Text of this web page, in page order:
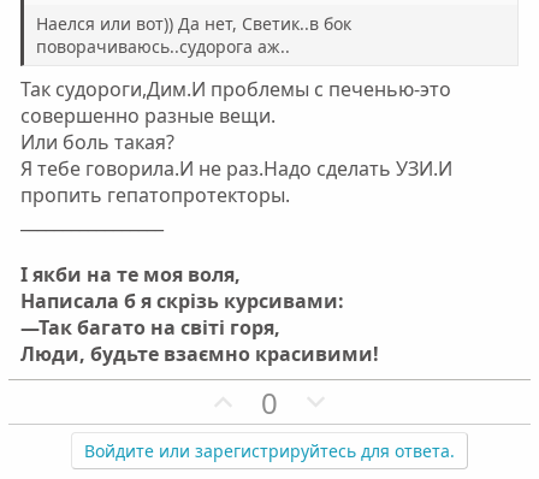
ы
й
г
о
л
о
с
ы
г
о
о
Наелся или вот)) Да нет, Светик..в бок
поворачиваюсь..судорога аж..
Так судороги,Дим.И проблемы с печенью-это
совершенно разные вещи.
Или боль такая?
Я тебе говорила.И не раз.Надо сделать УЗИ.И
пропить гепатопротекторы.
І якби на те моя воля,
Написала б я скрізь курсивами:
—Так багато на світі горя,
Люди, будьте взаємно красивими!
П
о
з
0
е
г
Войдите или зарегистрируйтесь для ответа.